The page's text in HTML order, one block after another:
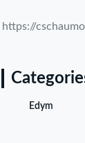
https://
Edym